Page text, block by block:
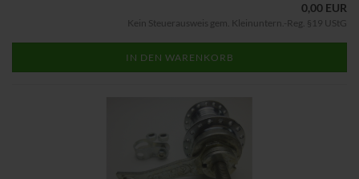
0,00 EUR
Kein Steuerausweis gem. Kleinuntern.-Reg. §19 UStG
IN DEN WARENKORB